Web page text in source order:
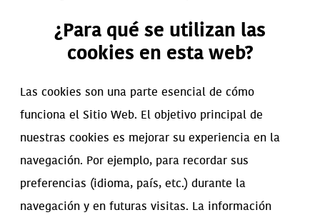
¿Para qué se utilizan las
cookies en esta web?
Las cookies son una parte esencial de cómo
funciona el Sitio Web. El objetivo principal de
nuestras cookies es mejorar su experiencia en la
navegación. Por ejemplo, para recordar sus
preferencias (idioma, país, etc.) durante la
navegación y en futuras visitas. La información